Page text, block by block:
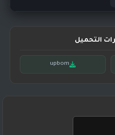
التحميل
upbom